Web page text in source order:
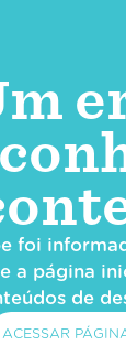
foi
a página
de
ACESSAR